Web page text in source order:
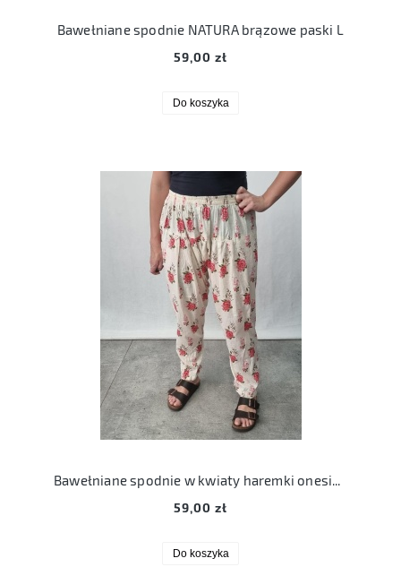
Bawełniane spodnie NATURA brązowe paski L
59,00 zł
Do koszyka
Bawełniane spodnie w kwiaty haremki onesize M/L
59,00 zł
Do koszyka